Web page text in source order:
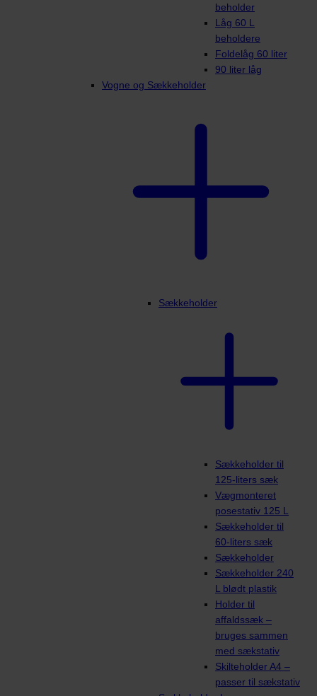
beholder
Låg 60 L
beholdere
Foldelåg 60 liter
90 liter låg
Vogne og Sækkeholder
Sækkeholder
Sækkeholder til
125-liters sæk
Vægmonteret
posestativ 125 L
Sækkeholder til
60-liters sæk
Sækkeholder
Sækkeholder 240
L blødt plastik
Holder til
affaldssæk –
bruges sammen
med sækstativ
Skilteholder A4 –
passer til sækstativ